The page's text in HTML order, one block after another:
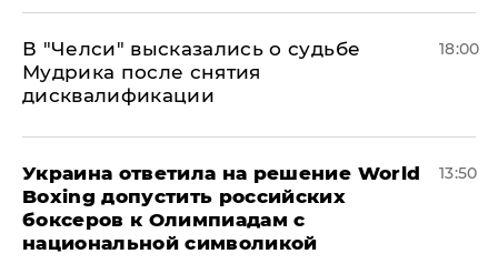
В "Челси" высказались о судьбе
Мудрика после снятия
дисквалификации
18:00
Украина ответила на решение World
Boxing допустить российских
боксеров к Олимпиадам с
национальной символикой
13:50